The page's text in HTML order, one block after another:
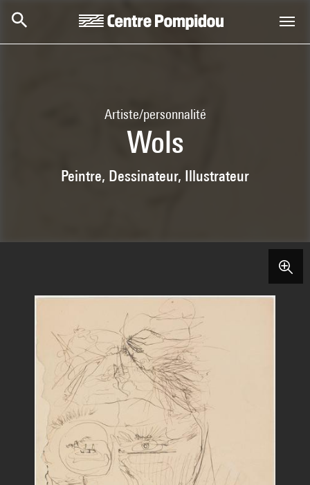
Artiste/personnalité
Wols
Peintre, Dessinateur, Illustrateur